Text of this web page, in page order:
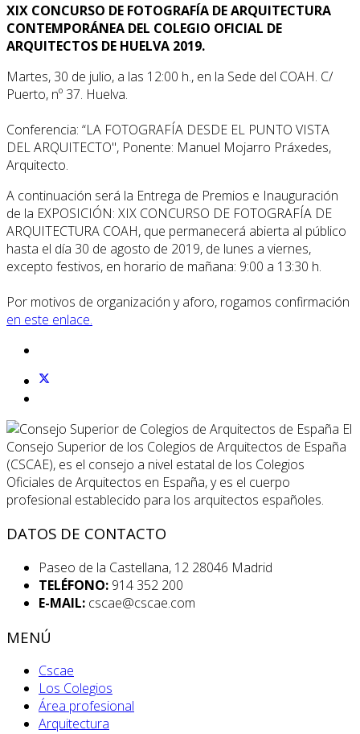
XIX CONCURSO DE FOTOGRAFÍA DE ARQUITECTURA
CONTEMPORÁNEA DEL COLEGIO OFICIAL DE
ARQUITECTOS DE HUELVA 2019.
Martes, 30 de julio, a las 12:00 h., en la Sede del COAH. C/
Puerto, nº 37. Huelva.
Conferencia: “LA FOTOGRAFÍA DESDE EL PUNTO VISTA
DEL ARQUITECTO", Ponente: Manuel Mojarro Práxedes,
Arquitecto.
A continuación será la Entrega de Premios e Inauguración
de la EXPOSICIÓN: XIX CONCURSO DE FOTOGRAFÍA DE
ARQUITECTURA COAH, que permanecerá abierta al público
hasta el día 30 de agosto de 2019, de lunes a viernes,
excepto festivos, en horario de mañana: 9:00 a 13:30 h.
Por motivos de organización y aforo, rogamos confirmación
en este enlace.
El
Consejo Superior de los Colegios de Arquitectos de España
(CSCAE), es el consejo a nivel estatal de los Colegios
Oficiales de Arquitectos en España, y es el cuerpo
profesional establecido para los arquitectos españoles.
DATOS DE CONTACTO
Paseo de la Castellana, 12 28046 Madrid
TELÉFONO: 914 352 200
E-MAIL: cscae@cscae.com
MENÚ
Cscae
Los Colegios
Área profesional
Arquitectura